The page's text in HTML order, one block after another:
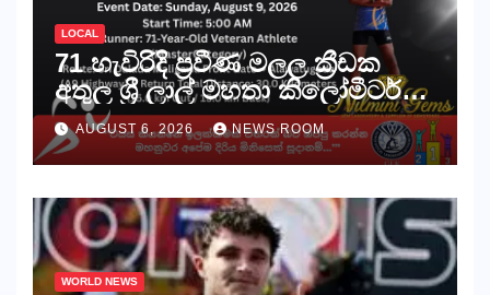
LOCAL
71 හැවිරිදි ප්‍රවීණ මලල ක්‍රීඩක
අතුල ශ්‍රී ලාල් මහතා කිලෝමීටර්
30ක විශේෂ මැරතන් ධාවන
අභියෝගයකට සැරසෙයි
AUGUST 6, 2026 NEWS ROOM
WORLD NEWS